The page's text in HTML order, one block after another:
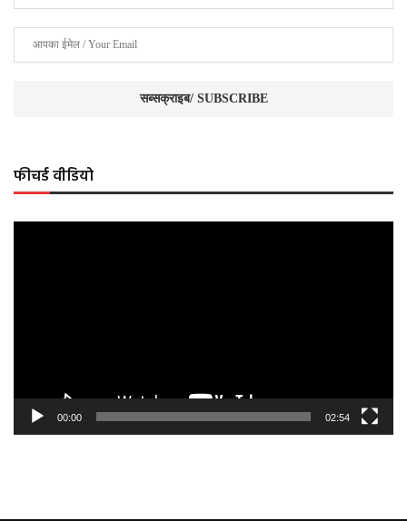
फीचर्ड वीडियो
00:00 02:54